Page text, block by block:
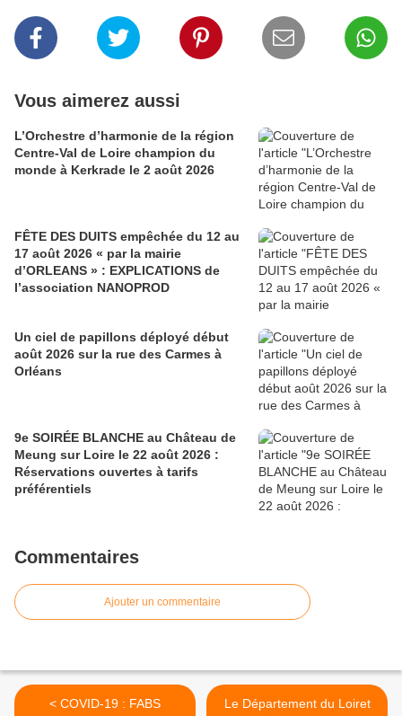
Vous aimerez aussi
L’Orchestre d’harmonie de la région
Centre-Val de Loire champion du
monde à Kerkrade le 2 août 2026
FÊTE DES DUITS empêchée du 12 au
17 août 2026 « par la mairie
d’ORLEANS » : EXPLICATIONS de
l’association NANOPROD
Un ciel de papillons déployé début
août 2026 sur la rue des Carmes à
Orléans
9e SOIRÉE BLANCHE au Château de
Meung sur Loire le 22 août 2026 :
Réservations ouvertes à tarifs
préférentiels
Commentaires
Ajouter un commentaire
< COVID-19 : FABS
Le Département du Loiret